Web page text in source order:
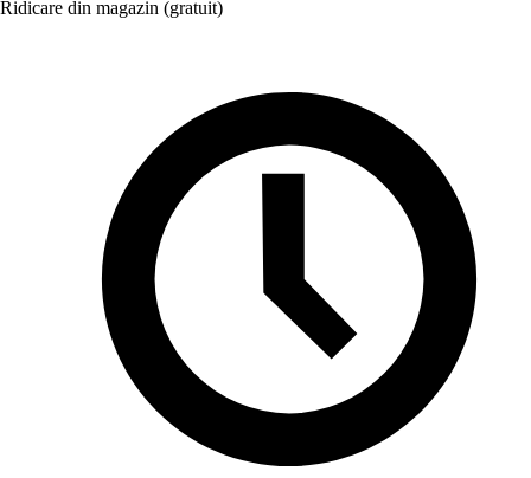
Ridicare din magazin (gratuit)